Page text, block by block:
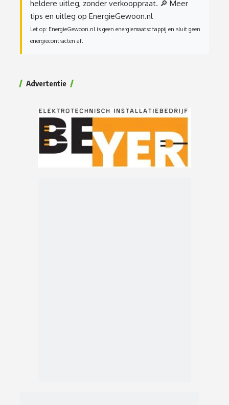
heldere uitleg, zonder verkooppraat. 🔎 Meer
tips en uitleg op EnergieGewoon.nl
Let op: EnergieGewoon.nl is geen energiemaatschappij en sluit geen
energiecontracten af.
Advertentie